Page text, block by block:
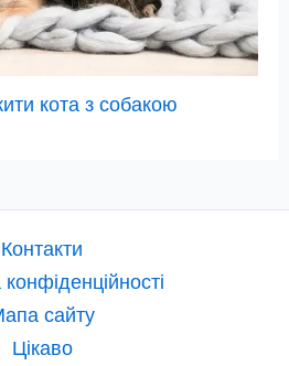
кота з собакою
Контакти
сайту
Цікаво